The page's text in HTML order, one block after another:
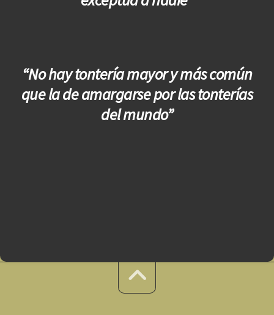
“No hay tontería mayor y más común
que la de amargarse por las tonterías
del mundo”